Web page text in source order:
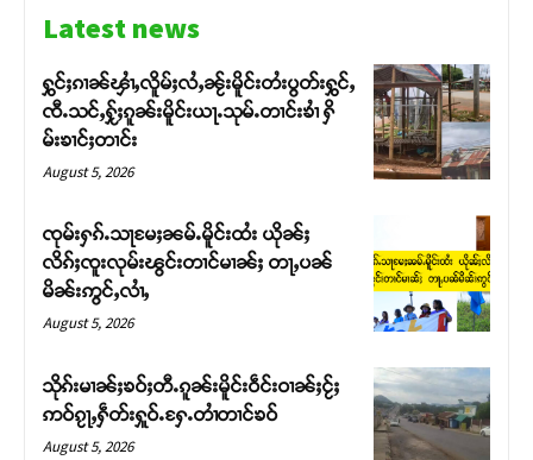
Latest news
ႁွင်ႈၵၢၼ်ၾၢႆႇလိူမ်ႈလႆႇၼႂ်းမိူင်းတႆးပွတ်းႁွင်ႇ
ၸီႉသင်ႇႁႂ်ႈၵူၼ်းမိူင်းယႃႉသုမ်ႉတၢင်းၶၢႆ ႁိ
မ်းၶၢင်ႈတၢင်း
August 5, 2026
ၸုမ်းႁၵ်ႉသႃမႄႈၼမ်ႉမိူင်းထႆး ယိုၼ်ႈ
လိၵ်ႈၸူးလုမ်းၽွင်းတၢင်မၢၼ်ႈ တႃႇပၼ်
မိၼ်းဢွင်ႇလၢႆႇ
August 5, 2026
သိုၵ်းမၢၼ်ႈၶဝ်ႈတီႉၵူၼ်းမိူင်းဝဵင်းဝၢၼ်ႈငႂ်ႈ
ဢဝ်ၵႂႃႇႁဵတ်းႁူဝ်ႉႁႄႉတၢႆတၢင်ၶဝ်
August 5, 2026